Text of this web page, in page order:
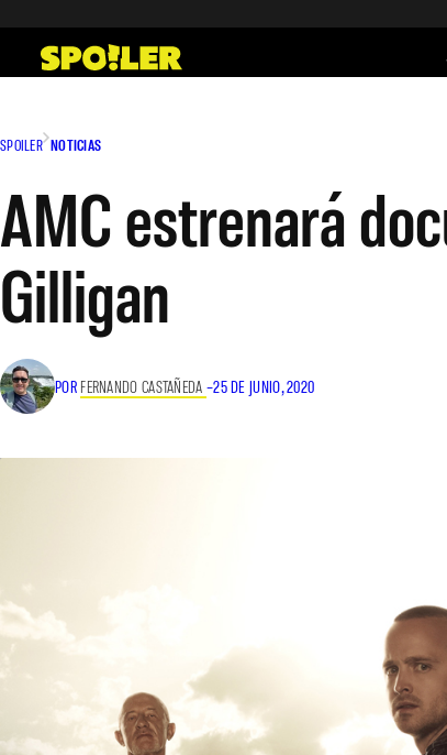
contenido
SPOILER NOTICIAS
AMC estrenará
Gilligan
POR FERNANDO CASTAÑEDA –25 DE JUNIO, 2020